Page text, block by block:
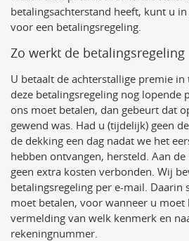
betalingsachterstand heeft, kunt u
voor een betalingsregeling.
Zo werkt de betalingsregeling
U betaalt de achterstallige premie
deze betalingsregeling nog lopende
ons moet betalen, dan gebeurt dat
gewend was. Had u (tijdelijk) geen
de dekking een dag nadat we het
hebben ontvangen, hersteld. Aan
geen extra kosten verbonden. Wij
betalingsregeling per e-mail. Daarin
moet betalen, voor wanneer u moet
vermelding van welk kenmerk en
rekeningnummer.